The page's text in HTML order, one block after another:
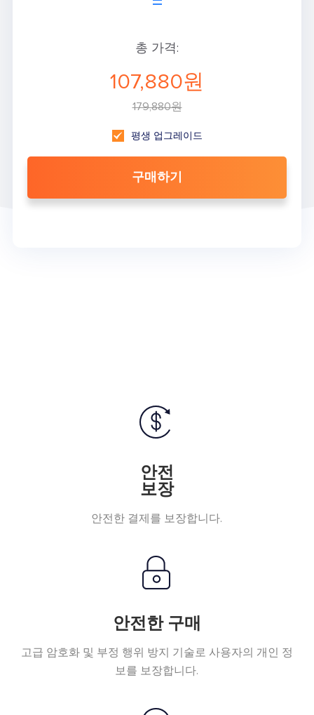
총 가격:
107,880원
179,880원
평생 업그레이드
구매하기
안전
보장
안전한 결제를 보장합니다.
안전한 구매
고급 암호화 및 부정 행위 방지 기술로 사용자의 개인 정
보를 보장합니다.